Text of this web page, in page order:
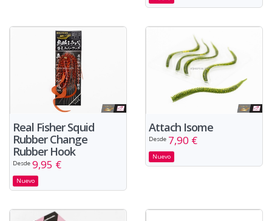
Real Fisher Squid
Rubber Change
Rubber Hook
Desde 9,95 €
Nuevo
Attach Isome
Desde 7,90 €
Nuevo